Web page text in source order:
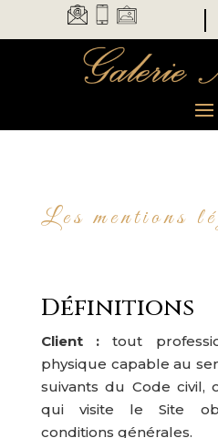
Les mentions
Définitions
Client : tout
physique capable au
suivants du Code civil,
qui visite le Site
conditions générales.